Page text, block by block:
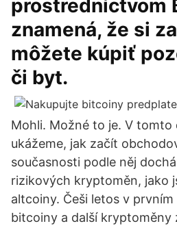
prostredníctvom
znamená, že si
môžete kúpiť
či byt.
Mohli. Možné to je. V tomto
ukážeme, jak začít
současnosti podle něj
rizikových kryptoměn, jako
altcoiny. Češi letos v
bitcoiny a další kryptoměny